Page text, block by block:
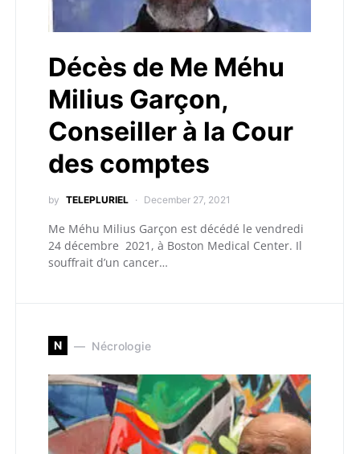
Décès de Me Méhu
Milius Garçon,
Conseiller à la Cour
des comptes
by TELEPLURIEL December 27, 2021
Me Méhu Milius Garçon est décédé le vendredi
24 décembre 2021, à Boston Medical Center. Il
souffrait d’un cancer…
N Nécrologie